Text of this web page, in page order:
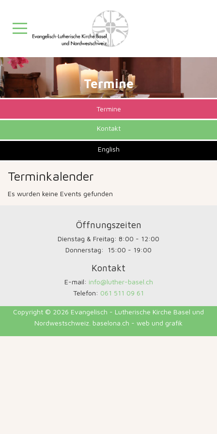
Mobile Menu Toggle
Termine
Termine
Kontakt
English
Terminkalender
Es wurden keine Events gefunden
Öffnungszeiten
Dienstag & Freitag: 8:00 - 12:00
Donnerstag: 15:00 - 19:00
Kontakt
E-mail: info@luther-basel.ch
Telefon: 061 511 09 61
Copyright © 2026 Evangelisch - Lutherische Kirche Basel und
Nordwestschweiz. baselona.ch - web und grafik